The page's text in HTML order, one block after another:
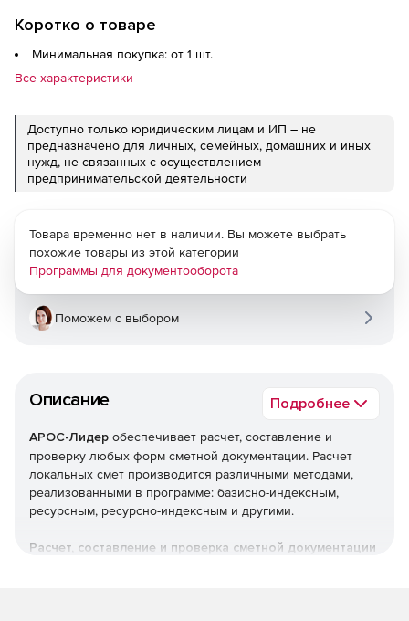
Коротко о товаре
Минимальная покупка: от 1 шт.
Все характеристики
Доступно только юридическим лицам и ИП – не
предназначено для личных, семейных, домашних и иных
нужд, не связанных с осуществлением
предпринимательской деятельности
Описание Подробнее
АРОС-Лидер обеспечивает расчет, составление и
проверку любых форм сметной документации. Расчет
локальных смет производится различными методами,
реализованными в программе: базисно-индексным,
ресурсным, ресурсно-индексным и другими.
Расчет, составление и проверка сметной документации
Товара временно нет в наличии. Вы можете выбрать
похожие товары из этой категории
Программы для документооборота
Поможем с выбором